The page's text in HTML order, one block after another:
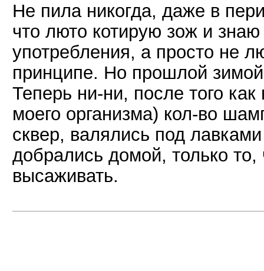
Не пила никогда, даже в
что люто котирую зож и
употребления, а просто не
принципе. Но прошлой
Теперь ни-ни, после того
моего организма) кол-во
сквер, валялись под
добрались домой, только то,
высаживать.